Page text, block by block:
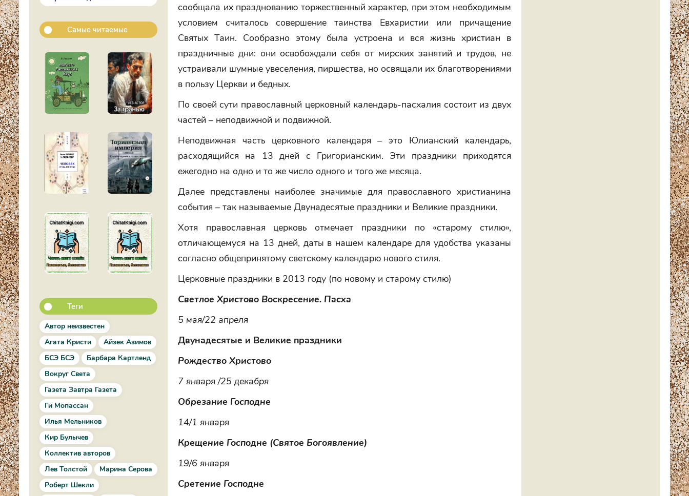
Самые читаемые
Теги
Автор неизвестен
Агата Кристи
Айзек Азимов
БСЭ БСЭ
Барбара Картленд
Вокруг Света
Газета Завтра Газета
Ги Мопассан
Илья Мельников
Кир Булычев
Коллектив авторов
Лев Толстой
Марина Серова
Роберт Шекли
сообщала их празднованию торжественный характер, при этом необходимым
условием считалось совершение таинства Евхаристии или причащение
Святых Таин. Сообразно этому была устроена и вся жизнь христиан в
праздничные дни: они освобождали себя от мирских занятий и трудов, не
устраивали шумные увеселения, пиршества, но освящали их благотворениями
в пользу Церкви и бедных.
По своей сути православный церковный календарь-пасхалия состоит из двух
частей – неподвижной и подвижной.
Неподвижная часть церковного календаря – это Юлианский календарь,
расходящийся на 13 дней с Григорианским. Эти праздники приходятся
ежегодно на одно и то же число одного и того же месяца.
Далее представлены наиболее значимые для православного христианина
события – так называемые Двунадесятые праздники и Великие праздники.
Хотя православная церковь отмечает праздники по «старому стилю»,
отличающемуся на 13 дней, даты в нашем календаре для удобства указаны
согласно общепринятому светскому календарю нового стиля.
Церковные праздники в 2013 году (по новому и старому стилю)
Светлое Христово Воскресение. Пасха
5 мая/22 апреля
Двунадесятые и Великие праздники
Рождество Христово
7 января /25 декабря
Обрезание Господне
14/1 января
Крещение Господне (Святое Богоявление)
19/6 января
Сретение Господне